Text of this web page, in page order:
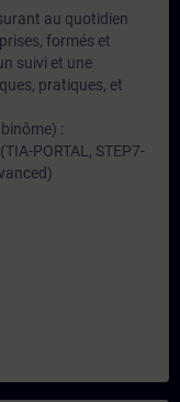
au quotidien
formés et
suivi et une
pratiques, et
:
PORTAL, STEP7-